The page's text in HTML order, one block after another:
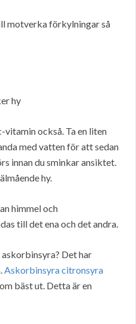
motverka förkylningar så
hy
vitamin också. Ta en liten
med vatten för att sedan
innan du sminkar ansiktet.
hy.
himmel och
till det ena och det andra.
Det har
Askorbinsyra citronsyra
bäst ut. Detta är en